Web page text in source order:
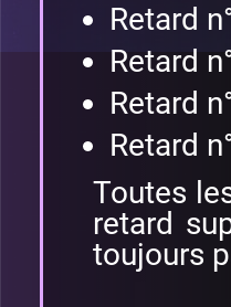
Retard
Retard
Retard
Retard
Toutes
retard
toujours